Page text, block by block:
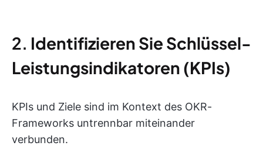
2. Identifizieren Sie Schlüssel-
Leistungsindikatoren (KPIs)
KPIs und Ziele sind im Kontext des OKR-
Frameworks untrennbar miteinander
verbunden.